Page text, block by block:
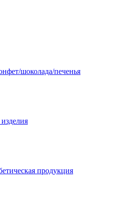
шоколада/печенья
продукция